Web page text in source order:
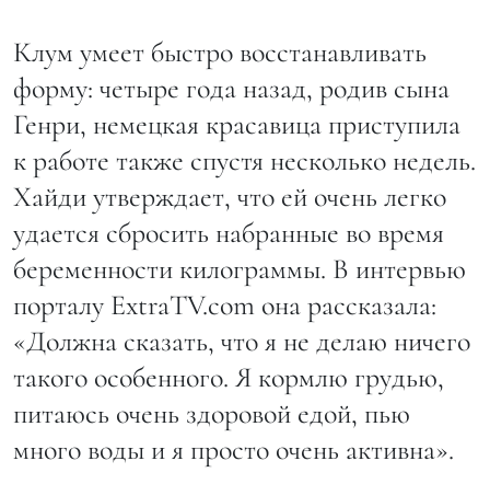
Клум умеет быстро восстанавливать
форму: четыре года назад, родив сына
Генри, немецкая красавица приступила
к работе также спустя несколько недель.
Хайди утверждает, что ей очень легко
удается сбросить набранные во время
беременности килограммы. В интервью
порталу ExtraTV.com она рассказала:
«Должна сказать, что я не делаю ничего
такого особенного. Я кормлю грудью,
питаюсь очень здоровой едой, пью
много воды и я просто очень активна».